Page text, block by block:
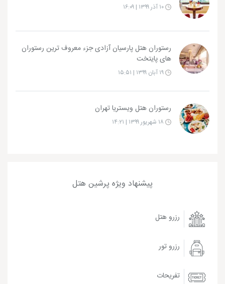
رستوران هتل پارسیان آزادی جزء معروف ترین رستوران
های پایتخت
رستوران هتل ویستریا تهران
پیشنهاد ویژه پرشین هتل
رزرو هتل
رزرو تور
تفریحات